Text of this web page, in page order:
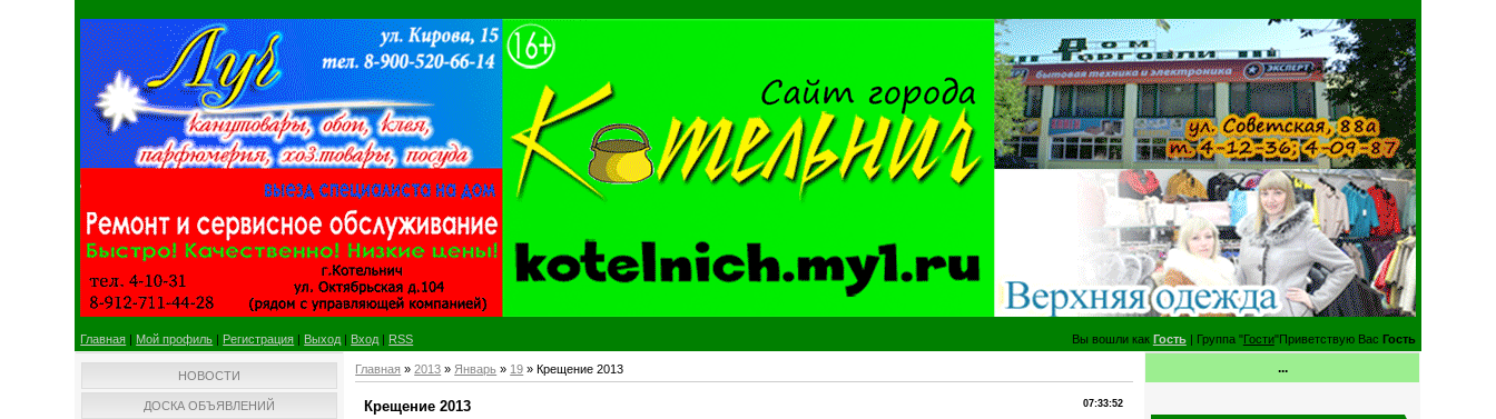
Главная | Мой профиль | Регистрация | Выход | Вход | RSS Вы вошли как Гость| Группа "Гости"Приветствую Вас Гость
НОВОСТИ
ДОСКА ОБЪЯВЛЕНИЙ
Главная »2013 » Январь » 19 » Крещение 2013
07:33:52
Крещение 2013
...